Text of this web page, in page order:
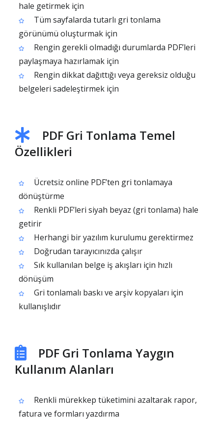
hale getirmek için
Tüm sayfalarda tutarlı gri tonlama
görünümü oluşturmak için
Rengin gerekli olmadığı durumlarda PDF’leri
paylaşmaya hazırlamak için
Rengin dikkat dağıttığı veya gereksiz olduğu
belgeleri sadeleştirmek için
PDF Gri Tonlama Temel
Özellikleri
Ücretsiz online PDF’ten gri tonlamaya
dönüştürme
Renkli PDF’leri siyah beyaz (gri tonlama) hale
getirir
Herhangi bir yazılım kurulumu gerektirmez
Doğrudan tarayıcınızda çalışır
Sık kullanılan belge iş akışları için hızlı
dönüşüm
Gri tonlamalı baskı ve arşiv kopyaları için
kullanışlıdır
PDF Gri Tonlama Yaygın
Kullanım Alanları
Renkli mürekkep tüketimini azaltarak rapor,
fatura ve formları yazdırma